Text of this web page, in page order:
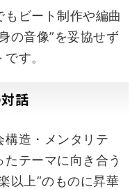
ビート制作や編曲
の音像”を妥協せず
す。
話
構造・メンタリテ
テーマに向き合う
以上”のものに昇華